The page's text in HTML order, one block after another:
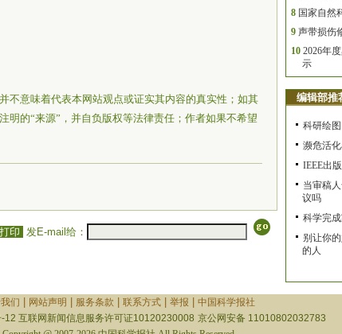
不意味着代表本网站观点或证实其内容的真实性；如其
明的“来源”，并自负版权等法律责任；作者如果不希望
打印 发E-mail给：
8 国家自然
9 声带损伤
10 2026年
示
编辑部推
科研绘
濒危活
IEEE出
当审稿
议吗
科学完
别让你
的人
们 网站声明 服务条款 联系方式| 举报
中国科学报社
12 互联网新闻信息服务许可证10120230008 京公网安备 11010802032783